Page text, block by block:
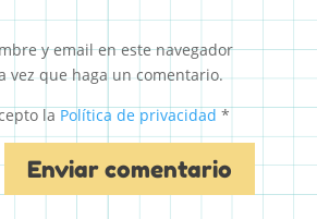
y email en este navegador
vez que haga un comentario.
la Política de privacidad *